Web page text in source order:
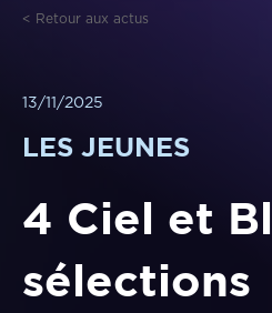
< Retour aux actus
13/11/2025
LES JEUNES
4 Ciel et
sélections